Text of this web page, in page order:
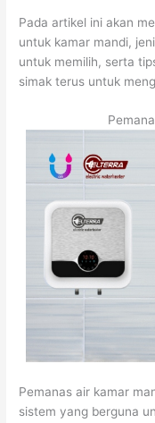
Pada artikel ini akan
untuk kamar mandi,
untuk memilih, serta
simak terus untuk
Pemanas air kamar
sistem yang berguna